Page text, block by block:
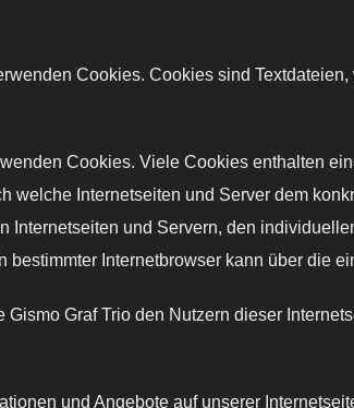
Cookies. Cookies sind
Cookies. Viele Cookies enthalten
welche Internetseiten und Server dem
Internetseiten und Servern, den
bestimmter Internetbrowser kann über die
Graf Trio den Nutzern dieser
und Angebote auf unserer